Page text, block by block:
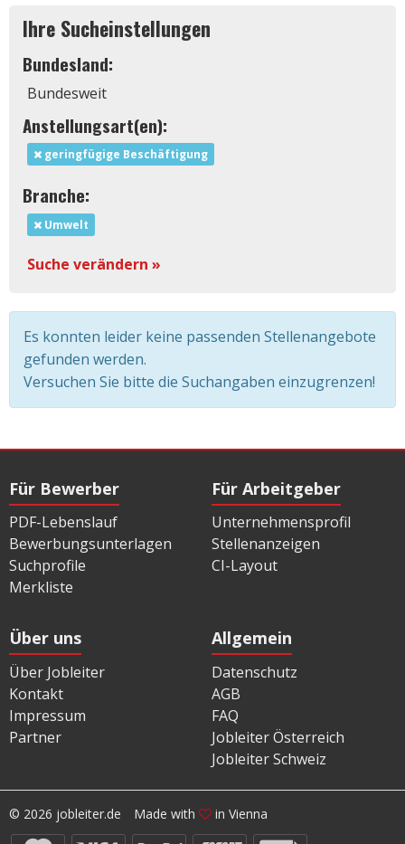
Ihre Sucheinstellungen
Bundesland:
Bundesweit
Anstellungsart(en):
geringfügige Beschäftigung
Branche:
Umwelt
Suche verändern »
Es konnten leider keine passenden Stellenangebote
gefunden werden.
Versuchen Sie bitte die Suchangaben einzugrenzen!
Für Bewerber
PDF-Lebenslauf
Bewerbungsunterlagen
Suchprofile
Merkliste
Für Arbeitgeber
Unternehmensprofil
Stellenanzeigen
CI-Layout
Über uns
Über Jobleiter
Kontakt
Impressum
Partner
Allgemein
Datenschutz
AGB
FAQ
Jobleiter Österreich
Jobleiter Schweiz
© 2026 jobleiter.de Made with in Vienna